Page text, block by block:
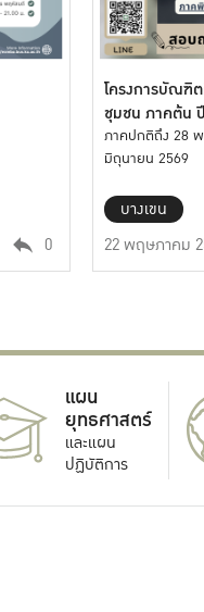
0
โครงการบัณฑิ
ชุมชน ภาคต้น
รับสมัคร
ภาคปกติถึง 28
มิถุนายน 2569
บางเขน
22 พฤษภาคม
แผน
ยุทธศาสตร์
และแผน
ปฏิบัติการ